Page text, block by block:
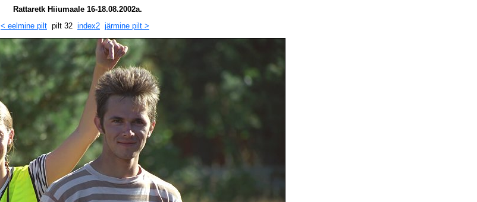
Rattaretk Hiiumaale 16-18.08.2002a.
< eelmine pilt pilt 32 index2 järmine pilt >